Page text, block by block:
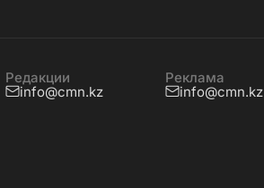
Редакции
info@cmn.kz
Реклама
info@cmn.kz